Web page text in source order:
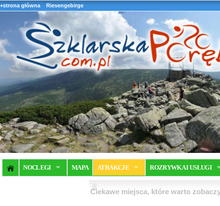
+strona główna Riesengebirge
NOCLEGI MAPA ATRAKCJE ROZRYWKA I USŁUGI
Ciekawe miejsca, które warto